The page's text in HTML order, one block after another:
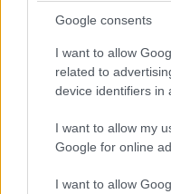
Google consents
I want to allow
related to
device identifiers in
I want to allow my
Google for online
I want to allow
ΟΙΚΟΝΟΜΙΑ08·08·2026
Ποιοι
τηλεφώνημα από